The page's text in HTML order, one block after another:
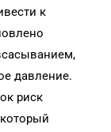
к
давление.
риск